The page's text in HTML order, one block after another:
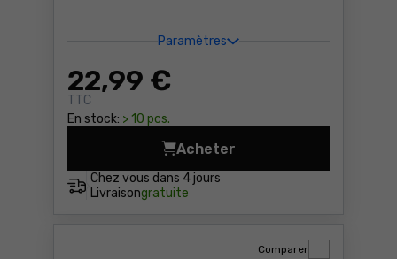
Paramètres
22,99 €
TTC
En stock: > 10 pcs.
Chez vous dans 4 jours
Livraisongratuite
Acheter
Pompe de graissage
Comparer